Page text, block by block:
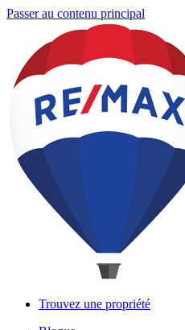
Passer au contenu principal
Trouvez une propriété